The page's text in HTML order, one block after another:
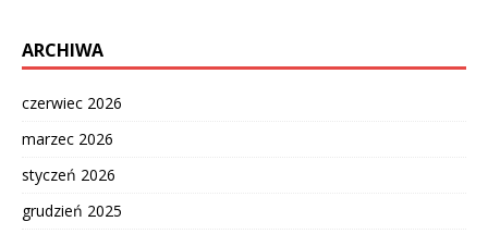
ARCHIWA
czerwiec 2026
marzec 2026
styczeń 2026
grudzień 2025